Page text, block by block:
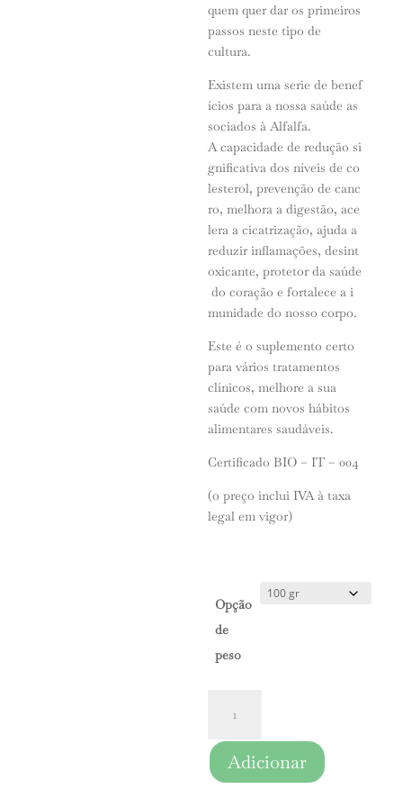
quem quer dar os primeiros
passos neste tipo de
cultura.
Existem uma serie de benef
ícios para a nossa saúde as
sociados à Alfalfa.
A capacidade de redução si
gnificativa dos níveis de co
lesterol, prevenção de canc
ro, melhora a digestão, ace
lera a cicatrização, ajuda a
reduzir inflamações, desint
oxicante, protetor da saúde
do coração e fortalece a i
munidade do nosso corpo.
Este é o suplemento certo
para vários tratamentos
clínicos, melhore a sua
saúde com novos hábitos
alimentares saudáveis.
Certificado BIO – IT – 004
(o preço inclui IVA à taxa
legal em vigor)
Opção
de
peso
Sementes
Orgânicas
Adicionar